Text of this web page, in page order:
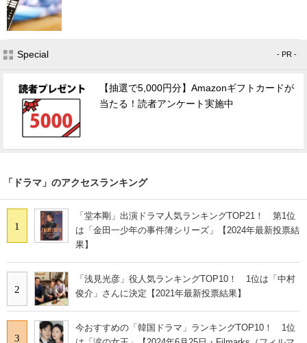
Special - PR -
【抽選で5,000円分】Amazonギフトカードが
当たる！読者アンケート実施中
「ドラマ」のアクセスランキング
1
「堂本剛」出演ドラマ人気ランキングTOP21！ 第1位
は「金田一少年の事件簿シリーズ」【2024年最新投票結
果】
2
「浅見光彦」役人気ランキングTOP10！ 1位は「中村
俊介」さんに決定【2021年最新投票結果】
3
今おすすめの「韓国ドラマ」ランキングTOP10！ 1位